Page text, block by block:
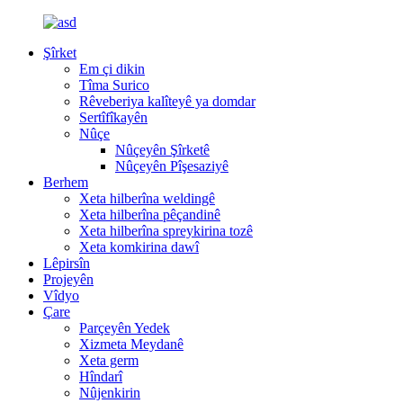
Şîrket
Em çi dikin
Tîma Surico
Rêveberiya kalîteyê ya domdar
Sertîfîkayên
Nûçe
Nûçeyên Şîrketê
Nûçeyên Pîşesaziyê
Berhem
Xeta hilberîna weldingê
Xeta hilberîna pêçandinê
Xeta hilberîna spreykirina tozê
Xeta komkirina dawî
Lêpirsîn
Projeyên
Vîdyo
Çare
Parçeyên Yedek
Xizmeta Meydanê
Xeta germ
Hîndarî
Nûjenkirin